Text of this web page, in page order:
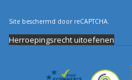
Site beschermd door reCAPTCHA.
Herroepingsrecht uitoefenen